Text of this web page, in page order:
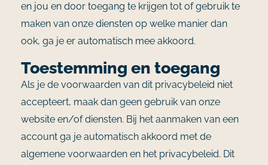
en jou en door toegang te krijgen tot of gebruik te
maken van onze diensten op welke manier dan
ook, ga je er automatisch mee akkoord.
Toestemming en toegang
Als je de voorwaarden van dit privacybeleid niet
accepteert, maak dan geen gebruik van onze
website en/of diensten. Bij het aanmaken van een
account ga je automatisch akkoord met de
algemene voorwaarden en het privacybeleid. Dit